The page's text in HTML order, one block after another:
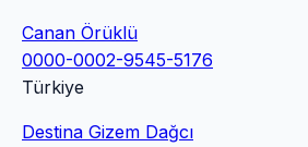
Canan Örüklü
0000-0002-9545-5176
Türkiye
Destina Gizem Dağcı